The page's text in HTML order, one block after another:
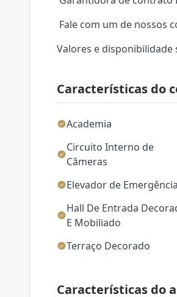
Características do
Academia
Circuito Interno de
Câmeras
Elevador de Emergência
Hall De Entrada
E Mobiliado
Terraço Decorado
Características do
Fale com um de nossos
Valores e disponibilidade